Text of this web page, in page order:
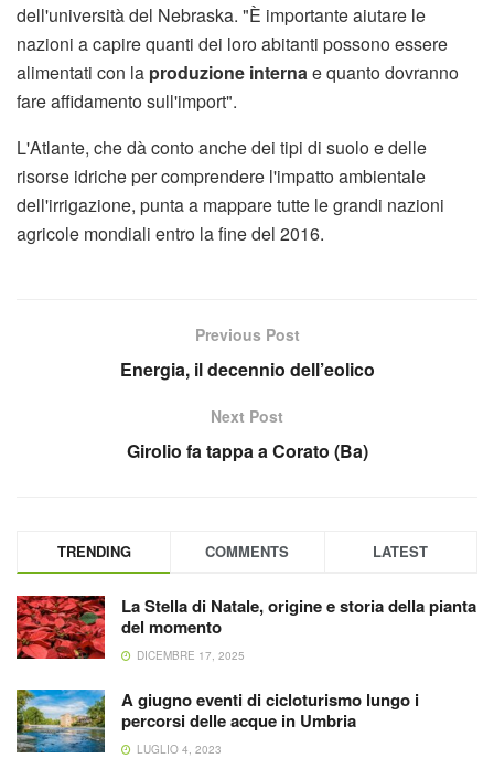
dell'università del Nebraska. "È importante aiutare le
nazioni a capire quanti dei loro abitanti possono essere
alimentati con la produzione internae quanto dovranno
fare affidamento sull'import".
L'Atlante, che dà conto anche dei tipi di suolo e delle
risorse idriche per comprendere l'impatto ambientale
dell'irrigazione, punta a mappare tutte le grandi nazioni
agricole mondiali entro la fine del 2016.
Previous Post
Energia, il decennio dell’eolico
Next Post
Girolio fa tappa a Corato (Ba)
TRENDING COMMENTS LATEST
La Stella di Natale, origine e storia della pianta
del momento
DICEMBRE 17, 2025
A giugno eventi di cicloturismo lungo i
percorsi delle acque in Umbria
LUGLIO 4, 2023